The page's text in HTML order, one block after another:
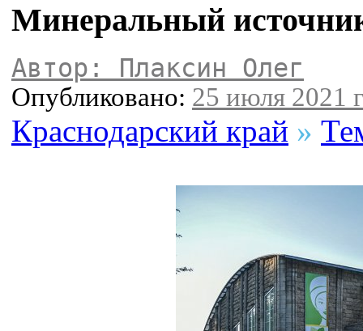
Минеральный
Автор: Плаксин Олег
Опубликовано: 25 июля 2021
Краснодарский край »